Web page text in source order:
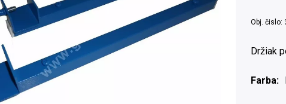
Obj. čislo:
Držiak
Farba